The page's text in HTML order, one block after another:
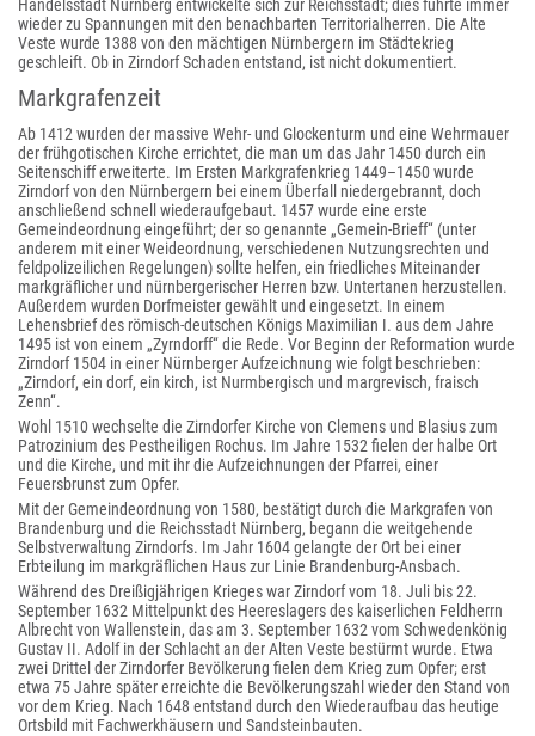
Handelsstadt Nürnberg entwickelte sich zur Reichsstadt; dies führte immer
wieder zu Spannungen mit den benachbarten Territorialherren. Die Alte
Veste wurde 1388 von den mächtigen Nürnbergern im Städtekrieg
geschleift. Ob in Zirndorf Schaden entstand, ist nicht dokumentiert.
Markgrafenzeit
Ab 1412 wurden der massive Wehr- und Glockenturm und eine Wehrmauer
der frühgotischen Kirche errichtet, die man um das Jahr 1450 durch ein
Seitenschiff erweiterte. Im Ersten Markgrafenkrieg 1449–1450 wurde
Zirndorf von den Nürnbergern bei einem Überfall niedergebrannt, doch
anschließend schnell wiederaufgebaut. 1457 wurde eine erste
Gemeindeordnung eingeführt; der so genannte „Gemein-Brieff“ (unter
anderem mit einer Weideordnung, verschiedenen Nutzungsrechten und
feldpolizeilichen Regelungen) sollte helfen, ein friedliches Miteinander
markgräflicher und nürnbergerischer Herren bzw. Untertanen herzustellen.
Außerdem wurden Dorfmeister gewählt und eingesetzt. In einem
Lehensbrief des römisch-deutschen Königs Maximilian I. aus dem Jahre
1495 ist von einem „Zyrndorff“ die Rede. Vor Beginn der Reformation wurde
Zirndorf 1504 in einer Nürnberger Aufzeichnung wie folgt beschrieben:
„Zirndorf, ein dorf, ein kirch, ist Nurmbergisch und margrevisch, fraisch
Zenn“.
Wohl 1510 wechselte die Zirndorfer Kirche von Clemens und Blasius zum
Patrozinium des Pestheiligen Rochus. Im Jahre 1532 fielen der halbe Ort
und die Kirche, und mit ihr die Aufzeichnungen der Pfarrei, einer
Feuersbrunst zum Opfer.
Mit der Gemeindeordnung von 1580, bestätigt durch die Markgrafen von
Brandenburg und die Reichsstadt Nürnberg, begann die weitgehende
Selbstverwaltung Zirndorfs. Im Jahr 1604 gelangte der Ort bei einer
Erbteilung im markgräflichen Haus zur Linie Brandenburg-Ansbach.
Während des Dreißigjährigen Krieges war Zirndorf vom 18. Juli bis 22.
September 1632 Mittelpunkt des Heereslagers des kaiserlichen Feldherrn
Albrecht von Wallenstein, das am 3. September 1632 vom Schwedenkönig
Gustav II. Adolf in der Schlacht an der Alten Veste bestürmt wurde. Etwa
zwei Drittel der Zirndorfer Bevölkerung fielen dem Krieg zum Opfer; erst
etwa 75 Jahre später erreichte die Bevölkerungszahl wieder den Stand von
vor dem Krieg. Nach 1648 entstand durch den Wiederaufbau das heutige
Ortsbild mit Fachwerkhäusern und Sandsteinbauten.